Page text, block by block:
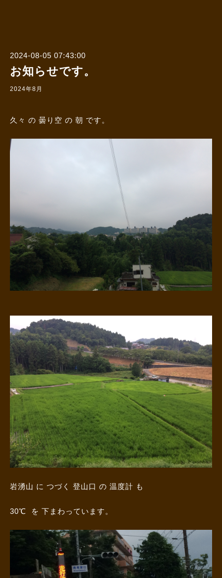
2024-08-05 07:43:00
お知らせです。
2024年8月
久々 の 曇り空 の 朝 です。
岩湧山 に つづく 登山口 の 温度計 も
30℃ を 下まわっています。